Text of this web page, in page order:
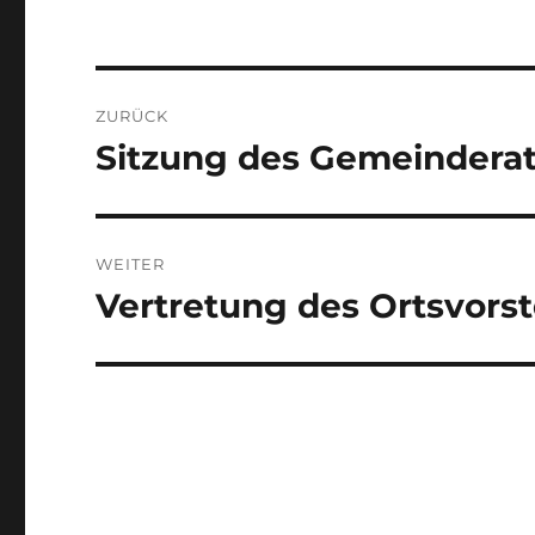
ZURÜCK
Vorheriger
Sitzung des
WEITER
Nächster
Vertretung des